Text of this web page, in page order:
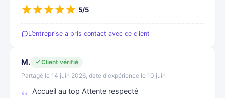
5/5
L’entreprise a pris contact avec ce client
M.
Client vérifié
Partagé le 14 juin 2026, date d'expérience le 10 juin
Accueil au top Attente respecté